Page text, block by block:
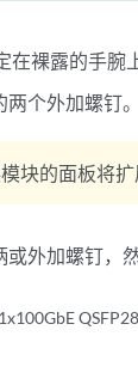
在裸露的手腕
个外加螺钉
块的面板将扩
外加螺钉，